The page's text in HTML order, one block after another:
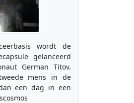
wordt de
gelanceerd
German Titov.
mens in de
een dag in een